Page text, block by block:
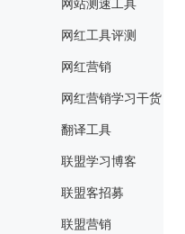
网站测速工具
网红工具评测
网红营销
网红营销学习干货
翻译工具
联盟学习博客
联盟客招募
联盟营销